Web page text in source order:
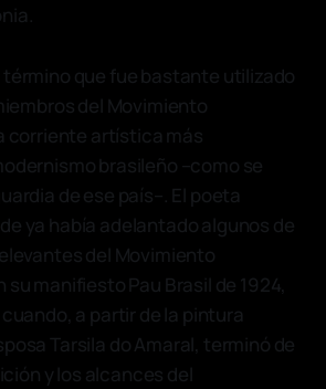
término que fue bastante utilizado
del Movimiento
corriente artística más
brasileño –como se
de ese país–. El poeta
ya había adelantado algunos de
del Movimiento
manifiesto Pau Brasil de 1924,
a partir de la pintura
Tarsila do Amaral, terminó de
y los alcances del